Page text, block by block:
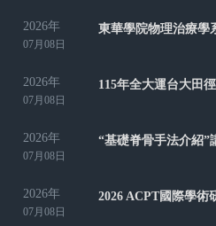
2026年
07月08日
東華學院物理治療學
2026年
07月08日
115年全大運台大田
2026年
07月08日
“基礎脊骨手法介紹”
2026年
07月08日
2026 ACPT國際學術